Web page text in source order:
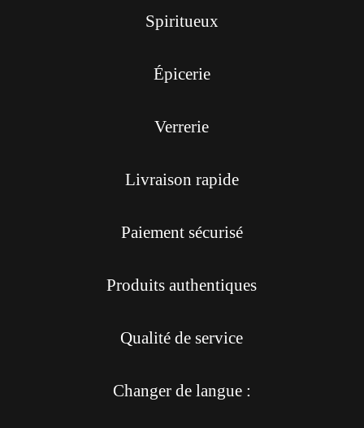
Spiritueux
Épicerie
Verrerie
Livraison rapide
Paiement sécurisé
Produits authentiques
Qualité de service
Changer de langue :